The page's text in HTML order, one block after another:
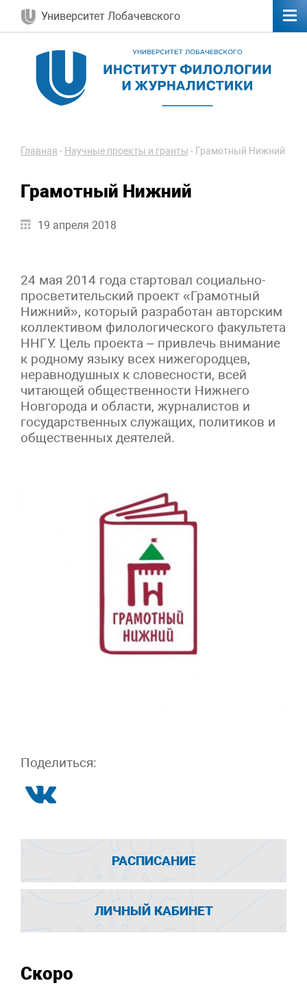
Университет Лобачевского
Главная - Научные проекты и гранты - Грамотный Нижний
Грамотный Нижний
19 апреля 2018
24 мая 2014 года стартовал социально-
просветительский проект «Грамотный
Нижний», который разработан авторским
коллективом филологического факультета
ННГУ. Цель проекта – привлечь внимание
к родному языку всех нижегородцев,
неравнодушных к словесности, всей
читающей общественности Нижнего
Новгорода и области, журналистов и
государственных служащих, политиков и
общественных деятелей.
Поделиться:
РАСПИСАНИЕ
ЛИЧНЫЙ КАБИНЕТ
Скоро